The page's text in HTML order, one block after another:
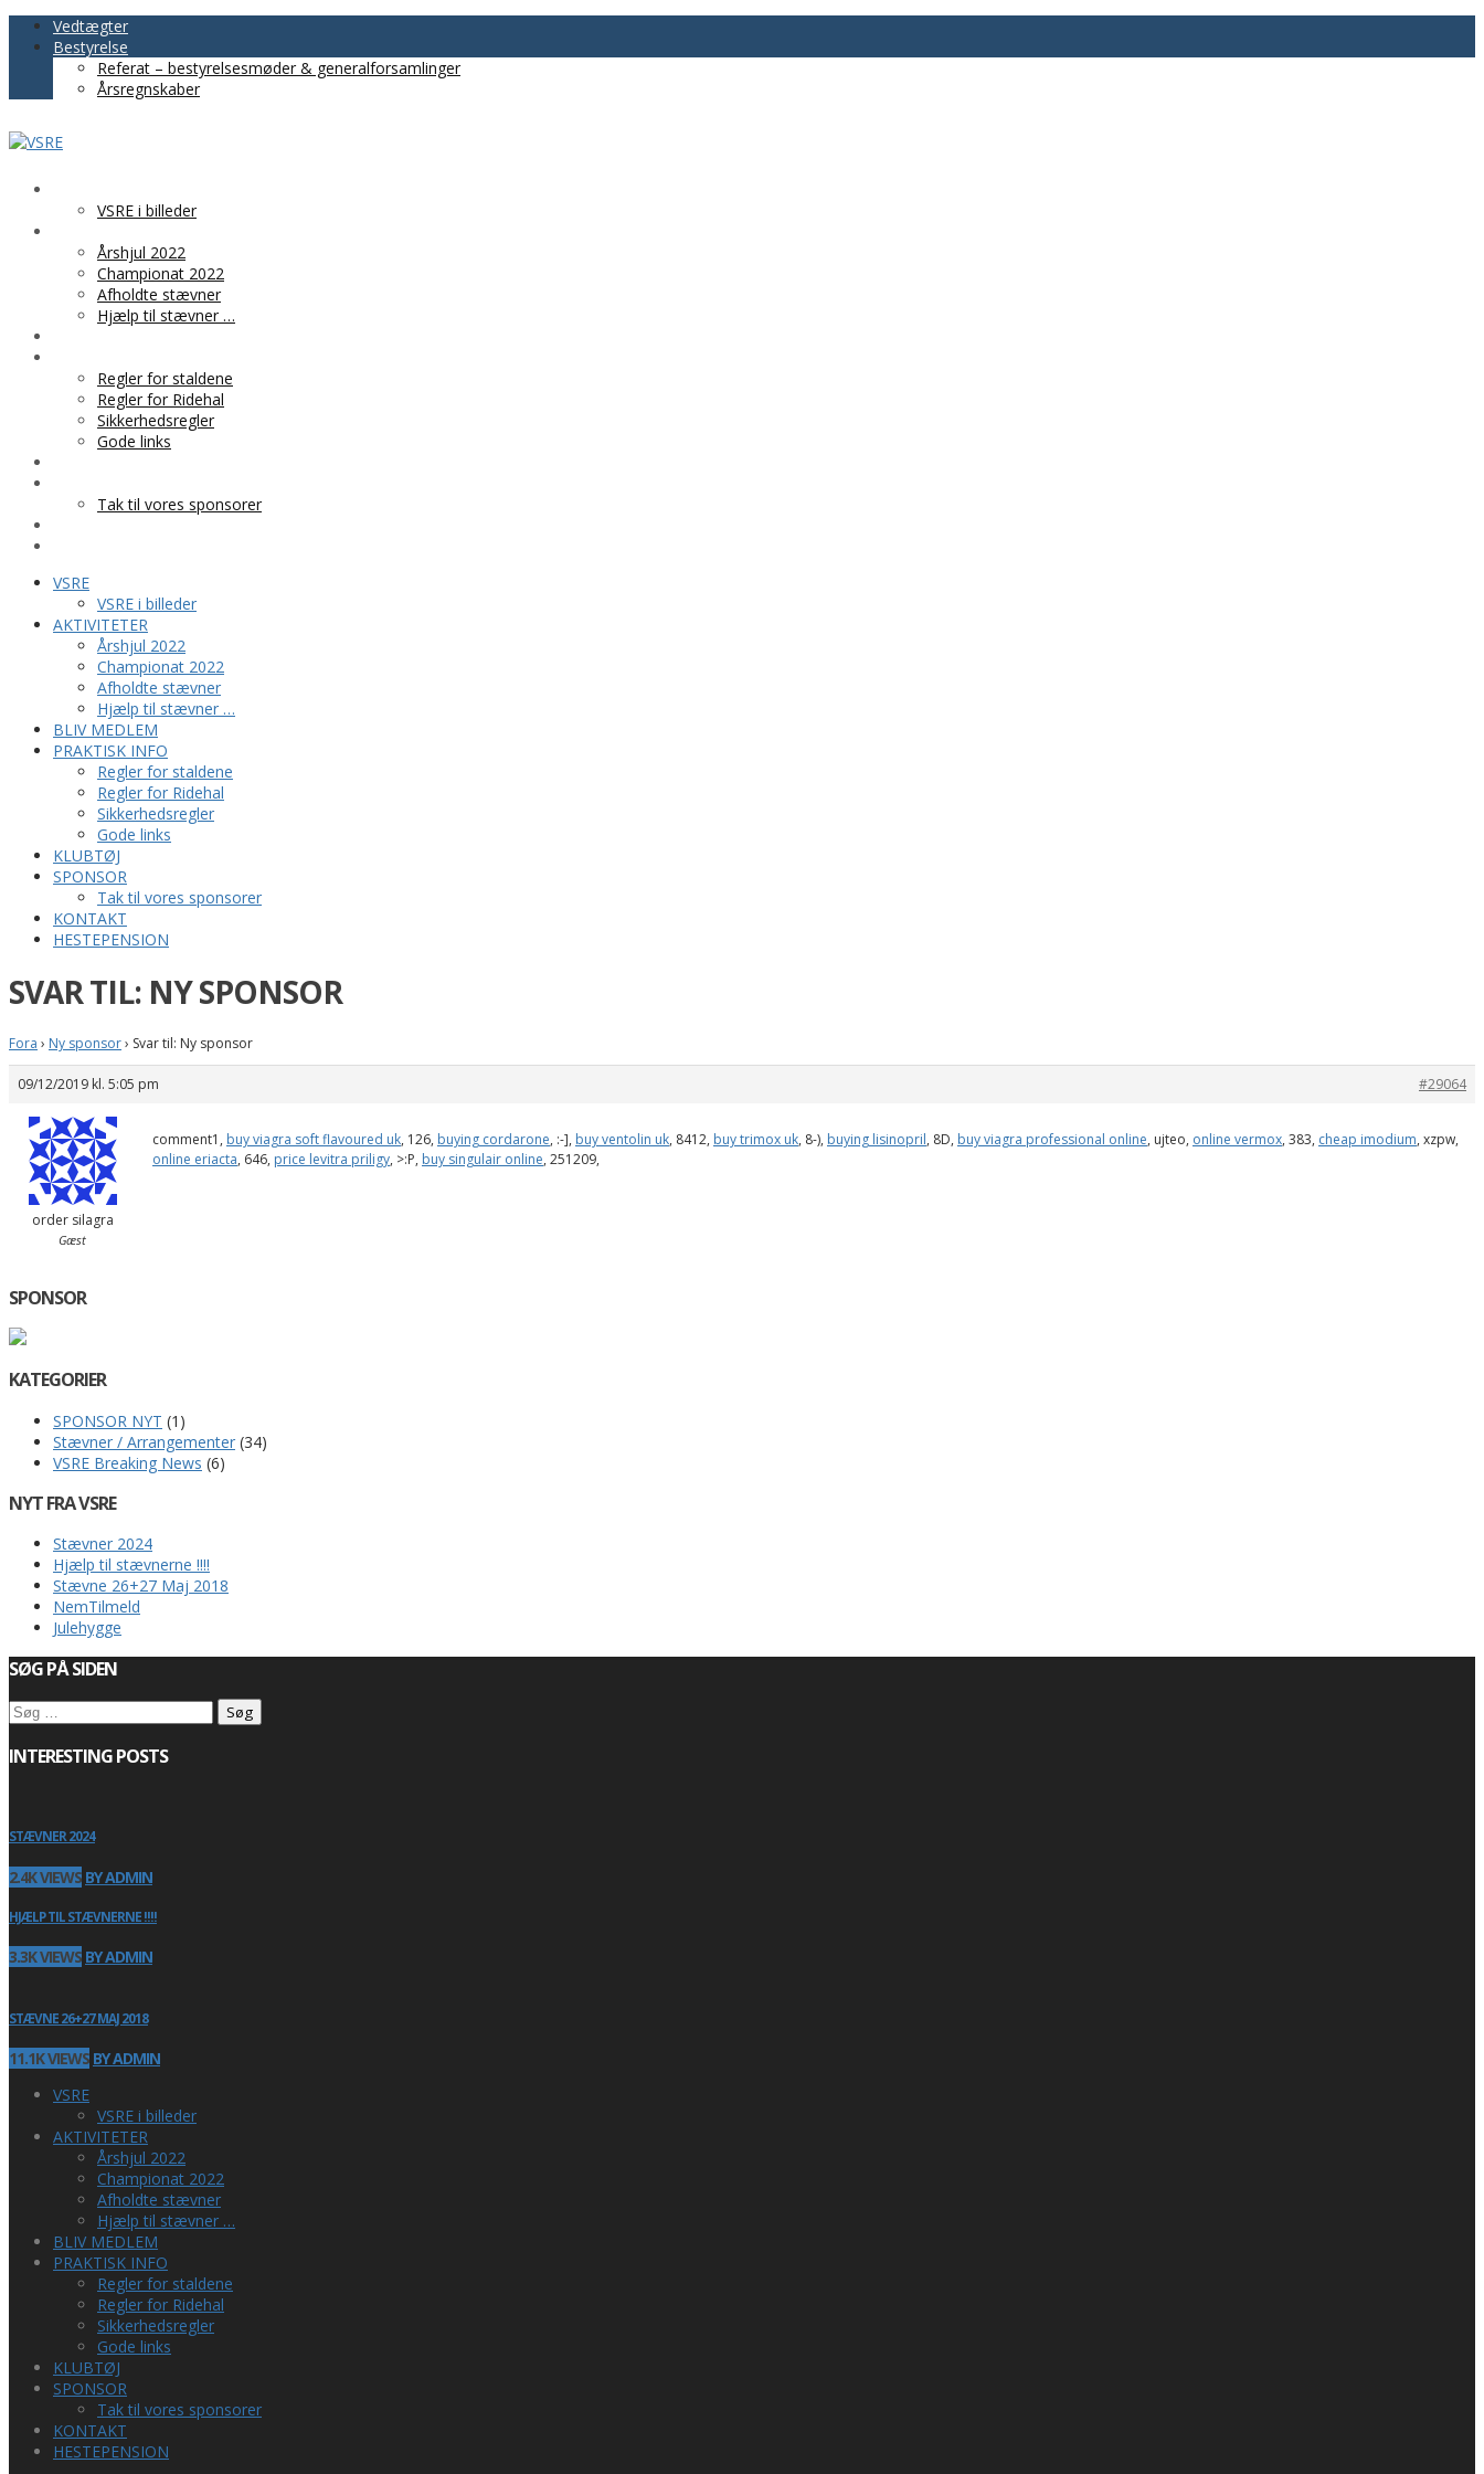
Vedtægter
Bestyrelse
Referat – bestyrelsesmøder & generalforsamlinger
Årsregnskaber
VSRE i billeder
Årshjul 2022
Championat 2022
Afholdte stævner
Hjælp til stævner …
Regler for staldene
Regler for Ridehal
Sikkerhedsregler
Gode links
Tak til vores sponsorer
VSRE
VSRE i billeder
AKTIVITETER
Årshjul 2022
Championat 2022
Afholdte stævner
Hjælp til stævner …
BLIV MEDLEM
PRAKTISK INFO
Regler for staldene
Regler for Ridehal
Sikkerhedsregler
Gode links
KLUBTØJ
SPONSOR
Tak til vores sponsorer
KONTAKT
HESTEPENSION
SVAR TIL: NY SPONSOR
Fora › Ny sponsor› Svar til: Ny sponsor
09/12/2019 kl. 5:05 pm #29064
order silagra
Gæst
comment1, buy viagra soft flavoured uk, 126, buying cordarone, :-], buy ventolin uk, 8412, buy trimox uk, 8-), buying lisinopril, 8D, buy viagra professional online, ujteo, online vermox, 383, cheap imodium, xzpw,
online eriacta, 646, price levitra priligy, >:P, buy singulair online, 251209,
SPONSOR
KATEGORIER
SPONSOR NYT (1)
Stævner / Arrangementer (34)
VSRE Breaking News (6)
NYT FRA VSRE
Stævner 2024
Hjælp til stævnerne !!!!
Stævne 26+27 Maj 2018
NemTilmeld
Julehygge
SØG PÅ SIDEN
Søg
efter:
INTERESTING POSTS
STÆVNER 2024
2.4K VIEWS BY ADMIN
HJÆLP TIL STÆVNERNE !!!!
3.3K VIEWS BY ADMIN
STÆVNE 26+27 MAJ 2018
11.1K VIEWS BY ADMIN
VSRE
VSRE i billeder
AKTIVITETER
Årshjul 2022
Championat 2022
Afholdte stævner
Hjælp til stævner …
BLIV MEDLEM
PRAKTISK INFO
Regler for staldene
Regler for Ridehal
Sikkerhedsregler
Gode links
KLUBTØJ
SPONSOR
Tak til vores sponsorer
KONTAKT
HESTEPENSION